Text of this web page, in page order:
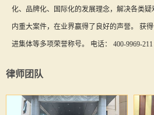
化、品牌化、国际化的发展理念，解决各类
内重大案件，在业界赢得了良好的声誉。 获
进集体等多项荣誉称号。 电话： 400-9969-
律师团队